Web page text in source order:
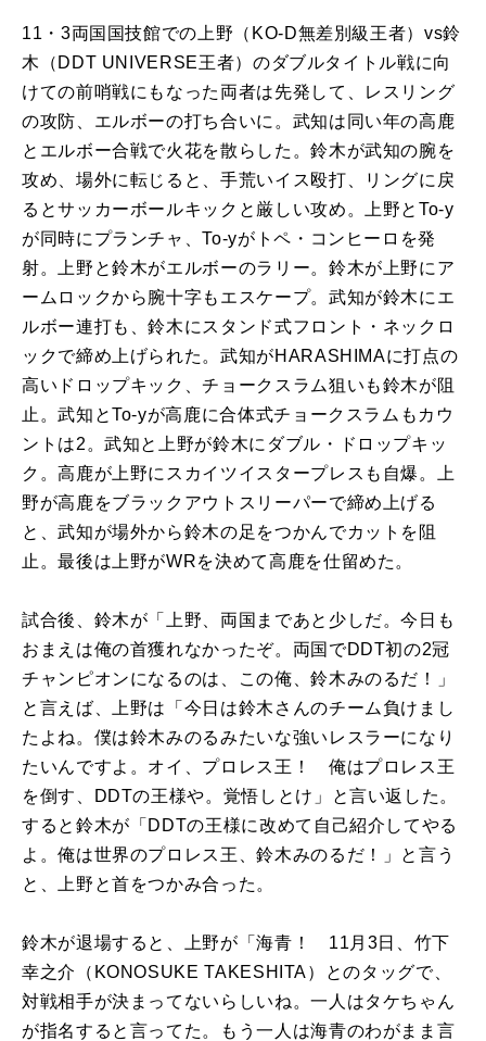
11・3両国国技館での上野（KO-D無差別級王者）vs鈴
木（DDT UNIVERSE王者）のダブルタイトル戦に向
けての前哨戦にもなった両者は先発して、レスリング
の攻防、エルボーの打ち合いに。武知は同い年の高鹿
とエルボー合戦で火花を散らした。鈴木が武知の腕を
攻め、場外に転じると、手荒いイス殴打、リングに戻
るとサッカーボールキックと厳しい攻め。上野とTo-y
が同時にプランチャ、To-yがトペ・コンヒーロを発
射。上野と鈴木がエルボーのラリー。鈴木が上野にア
ームロックから腕十字もエスケープ。武知が鈴木にエ
ルボー連打も、鈴木にスタンド式フロント・ネックロ
ックで締め上げられた。武知がHARASHIMAに打点の
高いドロップキック、チョークスラム狙いも鈴木が阻
止。武知とTo-yが高鹿に合体式チョークスラムもカウ
ントは2。武知と上野が鈴木にダブル・ドロップキッ
ク。高鹿が上野にスカイツイスタープレスも自爆。上
野が高鹿をブラックアウトスリーパーで締め上げる
と、武知が場外から鈴木の足をつかんでカットを阻
止。最後は上野がWRを決めて高鹿を仕留めた。
試合後、鈴木が「上野、両国まであと少しだ。今日も
おまえは俺の首獲れなかったぞ。両国でDDT初の2冠
チャンピオンになるのは、この俺、鈴木みのるだ！」
と言えば、上野は「今日は鈴木さんのチーム負けまし
たよね。僕は鈴木みのるみたいな強いレスラーになり
たいんですよ。オイ、プロレス王！ 俺はプロレス王
を倒す、DDTの王様や。覚悟しとけ」と言い返した。
すると鈴木が「DDTの王様に改めて自己紹介してやる
よ。俺は世界のプロレス王、鈴木みのるだ！」と言う
と、上野と首をつかみ合った。
鈴木が退場すると、上野が「海青！ 11月3日、竹下
幸之介（KONOSUKE TAKESHITA）とのタッグで、
対戦相手が決まってないらしいね。一人はタケちゃん
が指名すると言ってた。もう一人は海青のわがまま言